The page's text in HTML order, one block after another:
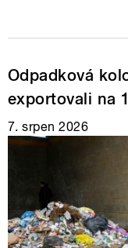
Odpadková
exportovali na
7. srpen 2026